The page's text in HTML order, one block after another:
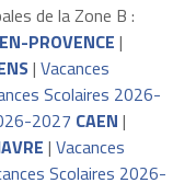
de la Zone B :
PROVENCE |
| Vacances
Scolaires 2026-
2027 CAEN |
| Vacances
Scolaires 2026-